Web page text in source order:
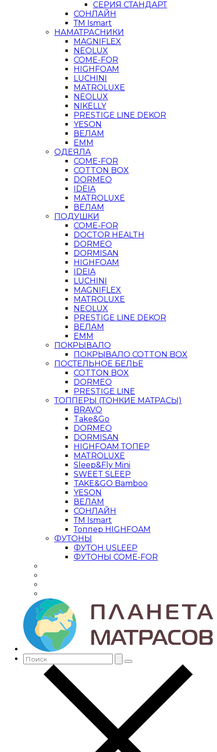
СЕРИЯ СТАНДАРТ
СОНЛАЙН
ТМ Ismart
НАМАТРАСНИКИ
MAGNIFLEX
NEOLUX
COME-FOR
HIGHFOAM
LUCHINI
MATROLUXE
NEOLUX
NIKELLY
PRESTIGE LINE DEKOR
YESON
ВЕЛАМ
ЕММ
ОДЕЯЛА
COME-FOR
COTTON BOX
DORMEO
IDEIA
MATROLUXE
ВЕЛАМ
ПОДУШКИ
COME-FOR
DOCTOR HEALTH
DORMEO
DORMISAN
HIGHFOAM
IDEIA
LUCHINI
MAGNIFLEX
MATROLUXE
NEOLUX
PRESTIGE LINE DEKOR
ВЕЛАМ
ЕММ
ПОКРЫВАЛО
ПОКРЫВАЛО COTTON BOX
ПОСТЕЛЬНОЕ БЕЛЬЕ
COTTON BOX
DORMEO
PRESTIGE LINE
ТОППЕРЫ (ТОНКИЕ МАТРАСЫ)
BRAVO
Take&Go
DORMEO
DORMISAN
HIGHFOAM ТОПЕР
MATROLUXE
Sleep&Fly Mini
SWEET SLEEP
TAKE&GO Bamboo
YESON
ВЕЛАМ
СОНЛАЙН
ТМ Ismart
Топпер HIGHFOAM
ФУТОНЫ
ФУТОН USLEEP
ФУТОНЫ COME-FOR